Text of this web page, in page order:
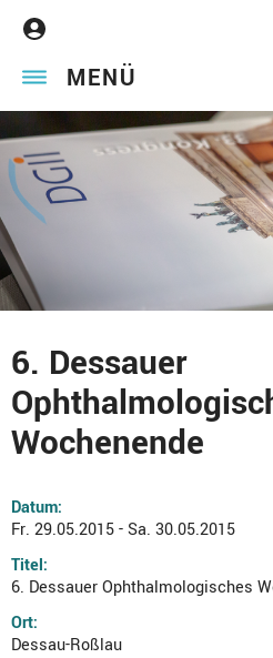
MENÜ
6. Dessauer
Wochenende
Datum:
Fr. 29.05.2015 - Sa. 30.05.2015
Titel:
6. Dessauer Ophthalmologisches
Ort:
Dessau-Roßlau